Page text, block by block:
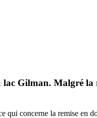
Gilman. Malgré la
qui concerne la remise en